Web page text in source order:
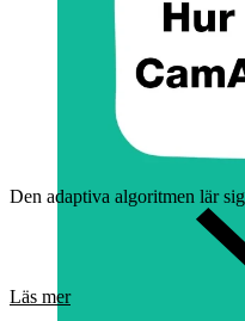
Den adaptiva algoritmen lär
Läs mer